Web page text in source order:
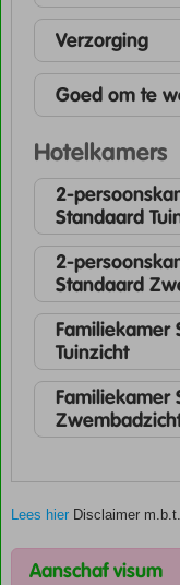
Verzorging
Goed om te
Hotelkamers
2-
Standaard
2-
Standaard
Familiekamer
Tuinzicht
Familiekamer
Lees hier Disclaimer
Aanschaf visum